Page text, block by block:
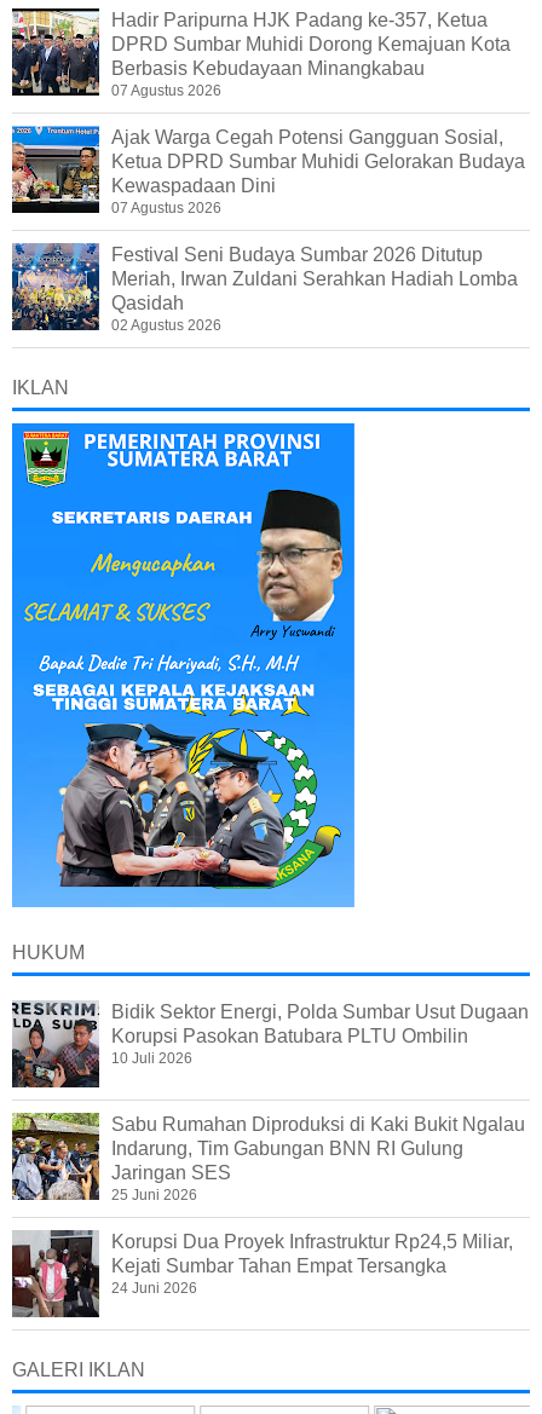
Hadir Paripurna HJK Padang ke-357, Ketua
DPRD Sumbar Muhidi Dorong Kemajuan Kota
Berbasis Kebudayaan Minangkabau
07 Agustus 2026
Ajak Warga Cegah Potensi Gangguan Sosial,
Ketua DPRD Sumbar Muhidi Gelorakan Budaya
Kewaspadaan Dini
07 Agustus 2026
Festival Seni Budaya Sumbar 2026 Ditutup
Meriah, Irwan Zuldani Serahkan Hadiah Lomba
Qasidah
02 Agustus 2026
IKLAN
HUKUM
Bidik Sektor Energi, Polda Sumbar Usut Dugaan
Korupsi Pasokan Batubara PLTU Ombilin
10 Juli 2026
Sabu Rumahan Diproduksi di Kaki Bukit Ngalau
Indarung, Tim Gabungan BNN RI Gulung
Jaringan SES
25 Juni 2026
Korupsi Dua Proyek Infrastruktur Rp24,5 Miliar,
Kejati Sumbar Tahan Empat Tersangka
24 Juni 2026
GALERI IKLAN